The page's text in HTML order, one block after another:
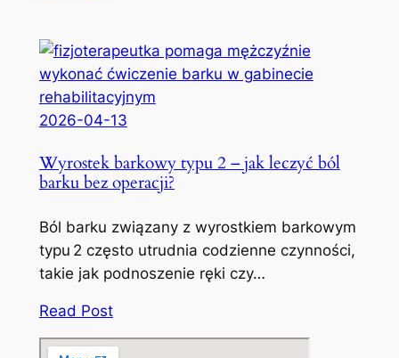
2026-04-13
Wyrostek barkowy typu 2 – jak leczyć ból
barku bez operacji?
Ból barku związany z wyrostkiem barkowym
typu 2 często utrudnia codzienne czynności,
takie jak podnoszenie ręki czy…
Read Post